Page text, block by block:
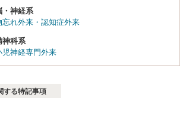
・神経系
忘れ外来・認知症外来
神科系
児神経専門外来
する特記事項